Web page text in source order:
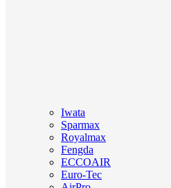
Iwata
Sparmax
Royalmax
Fengda
ECCOAIR
Euro-Tec